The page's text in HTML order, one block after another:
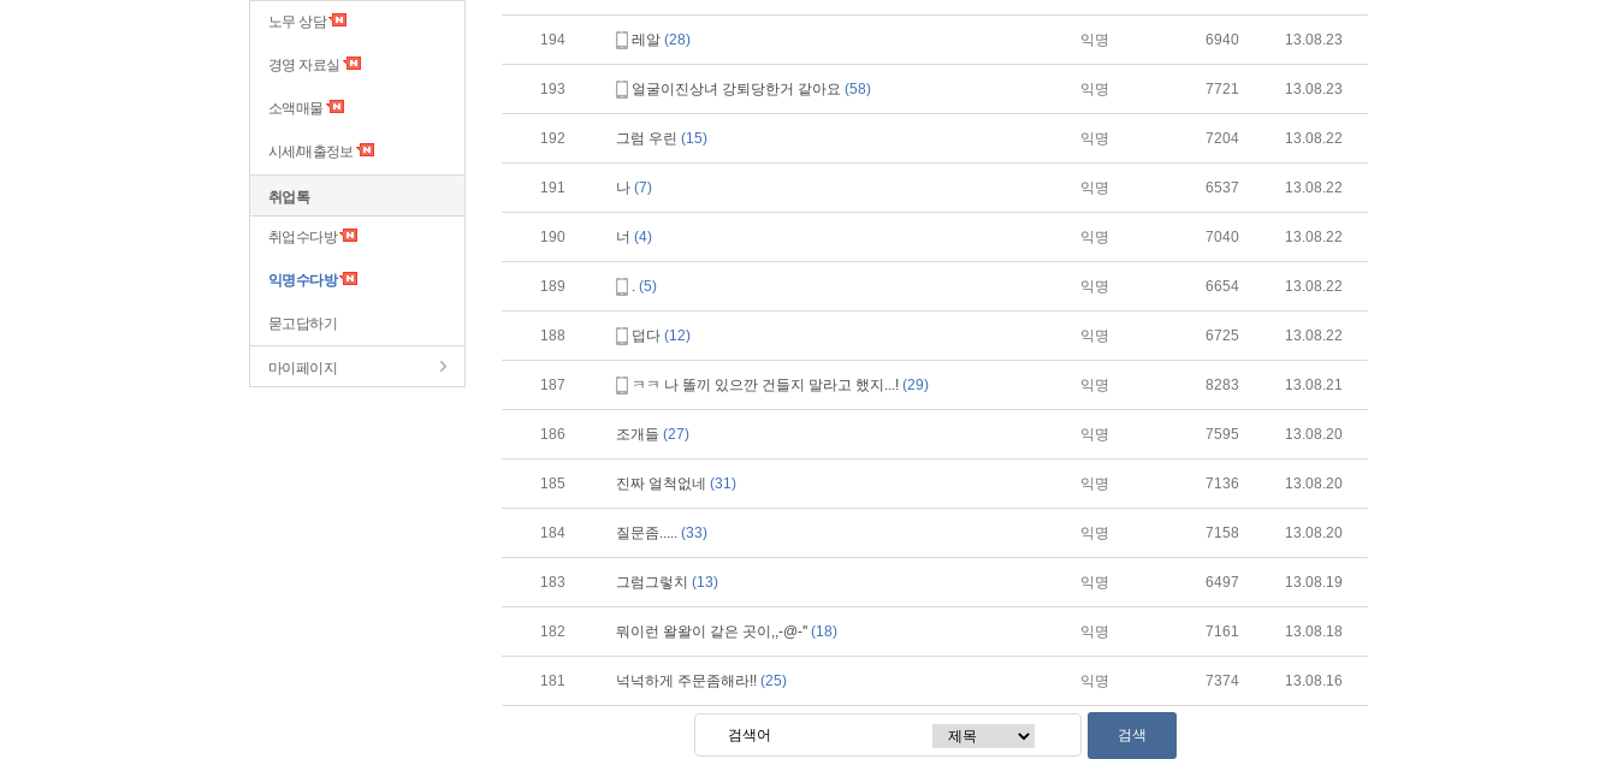
노무 상담
경영 자료실
소액매물
시세/매출정보
취업톡
취업수다방
익명수다방
묻고답하기
마이페이지
194 레알 (28) 익명 6940 13.08.23
193 얼굴이진상녀 강퇴당한거 같아요 (58) 익명 7721 13.08.23
192 그럼 우린 (15) 익명 7204 13.08.22
191 나 (7) 익명 6537 13.08.22
190 너 (4) 익명 7040 13.08.22
189 . (5) 익명 6654 13.08.22
188 덥다 (12) 익명 6725 13.08.22
187 ㅋㅋ 나 똘끼 있으깐 건들지 말라고 했지...! (29) 익명 8283 13.08.21
186 조개들 (27) 익명 7595 13.08.20
185 진짜 얼척없네 (31) 익명 7136 13.08.20
184 질문좀..... (33) 익명 7158 13.08.20
183 그럼그렇치 (13) 익명 6497 13.08.19
182 뭐이런 왈왈이 같은 곳이,,-@-'' (18) 익명 7161 13.08.18
181 넉넉하게 주문좀해라!! (25) 익명 7374 13.08.16